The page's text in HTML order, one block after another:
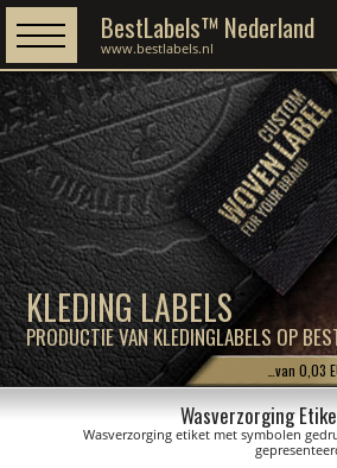
KLEDING LABELS
PRODUCTIE VAN KLEDINGLABELS OP
BestLabels™ Nederland
www.bestlabels.nl
…van 0,03
Wasverzorging
Wasverzorging etiket met symbolen